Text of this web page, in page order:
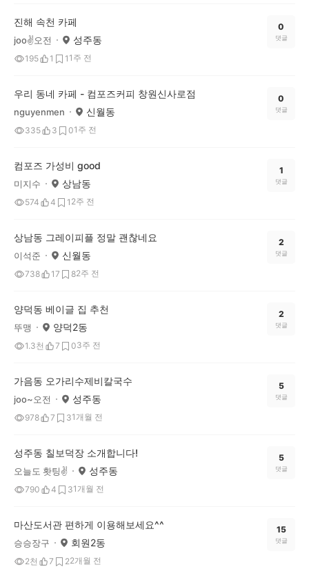
진해 속천 카페
joo✌️오전 성주동
195 1 1 1주 전
0
댓글
우리 동네 카페 - 컴포즈커피 창원신사로점
nguyenmen 신월동
335 3 01주 전
0
댓글
컴포즈 가성비 good
미지수 상남동
574 4 1 2주 전
1
댓글
상남동 그레이피플 정말 괜찮네요
이석준 신월동
738 17 82주 전
2
댓글
양덕동 베이글 집 추천
뚜맹 양덕2동
1.3천 7 03주 전
2
댓글
가음동 오가리수제비칼국수
joo~오전 성주동
978 7 31개월 전
5
댓글
성주동 칠보덕장 소개합니다!
오늘도 홧팅✌️ 성주동
790 4 31개월 전
5
댓글
마산도서관 편하게 이용해보세요^^
승승장구 회원2동
2천 7 22개월 전
15
댓글